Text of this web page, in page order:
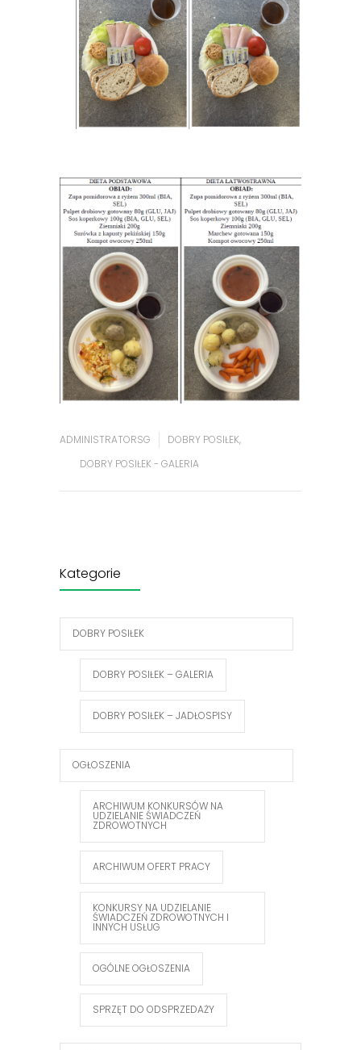
ADMINISTRATORSG DOBRY POSIŁEK,
DOBRY POSIŁEK - GALERIA
Kategorie
DOBRY POSIŁEK
DOBRY POSIŁEK – GALERIA
DOBRY POSIŁEK – JADŁOSPISY
OGŁOSZENIA
ARCHIWUM KONKURSÓW NA
UDZIELANIE ŚWIADCZEŃ
ZDROWOTNYCH
ARCHIWUM OFERT PRACY
KONKURSY NA UDZIELANIE
ŚWIADCZEŃ ZDROWOTNYCH I
INNYCH USŁUG
OGÓLNE OGŁOSZENIA
SPRZĘT DO ODSPRZEDAŻY